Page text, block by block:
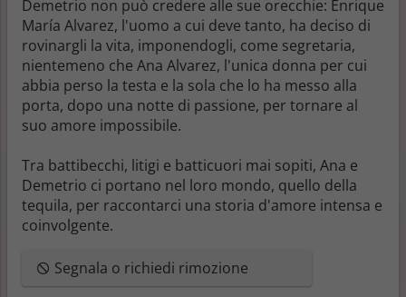
Demetrio non può credere alle sue orecchie: Enrique
María Alvarez, l'uomo a cui deve tanto, ha deciso di
rovinargli la vita, imponendogli, come segretaria,
nientemeno che Ana Alvarez, l'unica donna per cui
abbia perso la testa e la sola che lo ha messo alla
porta, dopo una notte di passione, per tornare al
suo amore impossibile.
Tra battibecchi, litigi e batticuori mai sopiti, Ana e
Demetrio ci portano nel loro mondo, quello della
tequila, per raccontarci una storia d'amore intensa e
coinvolgente.
Segnala o richiedi rimozione